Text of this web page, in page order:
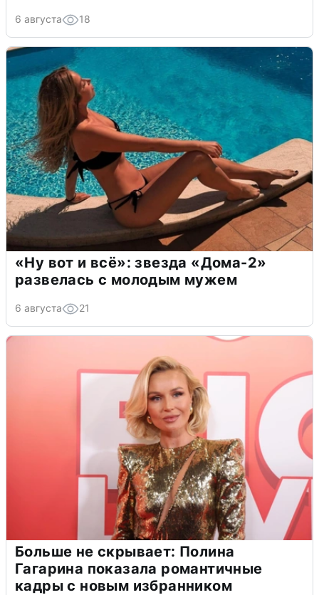
6 августа 18
«Ну вот и всё»: звезда «Дома-2»
развелась с молодым мужем
6 августа 21
Больше не скрывает: Полина
Гагарина показала романтичные
кадры с новым избранником